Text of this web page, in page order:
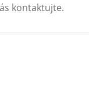
kontaktujte.